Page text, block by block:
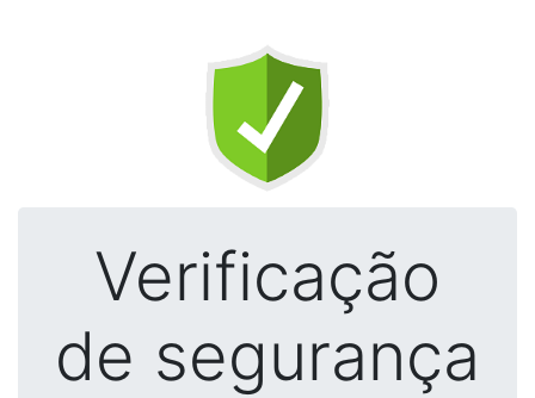
Verificação
de segurança